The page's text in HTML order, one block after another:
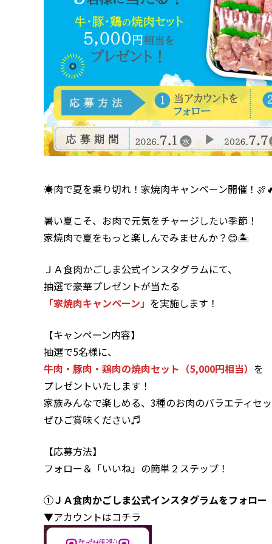
☀️肉で夏を乗り切れ！家焼肉キャンペーン開催！
暑い夏こそ、お肉で元気をチャージしたい季節！
家焼肉で夏をもっと楽しんでみませんか？😊🏝️
ＪＡ食肉かごしま公式インスタグラムにて、
抽選で豪華プレゼントが当たる
「家焼肉キャンペーン」 を実施します！
【キャンペーン内容】
抽選で5名様に、
牛肉・豚肉・鶏肉の焼肉セット（5,000円相当） を
プレゼントいたします！
家族みんなで楽しめる、3種のお肉のバラエティセ
ぜひご賞味ください♬
【応募方法】
フォロー＆「いいね」の簡単２ステップ！
①ＪＡ食肉かごしま公式インスタグラムをフォロー
▼アカウントはコチラ